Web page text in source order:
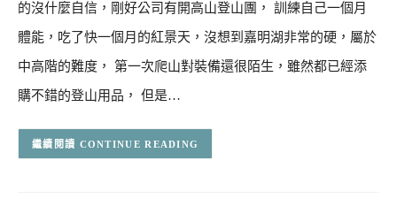
的沒什麼自信，剛好公司有開高山登山團， 訓練自己一個月
體能，吃了快一個月的紅景天，沒想到嘉明湖非常的硬，屬於
中高階的難度， 第一次爬山對裝備還很陌生，雖然都已經添
購不錯的登山用品， 但是…
CONTINUE READING